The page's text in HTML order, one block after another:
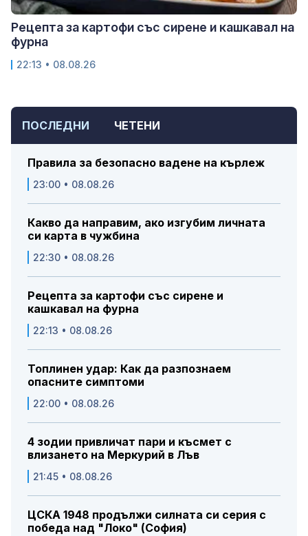
ПОСЛЕДНИ ЧЕТЕНИ
Правила за безопасно вадене на кърлеж
23:00 • 08.08.26
Какво да направим, ако изгубим личната
си карта в чужбина
22:30 • 08.08.26
Рецепта за картофи със сирене и
кашкавал на фурна
22:13 • 08.08.26
Топлинен удар: Как да разпознаем
опасните симптоми
22:00 • 08.08.26
4 зодии привличат пари и късмет с
влизането на Меркурий в Лъв
21:45 • 08.08.26
ЦСКА 1948 продължи силната си серия с
победа над "Локо" (София)
Рецепта за картофи със сирене и кашкавал на
фурна
22:13 • 08.08.26